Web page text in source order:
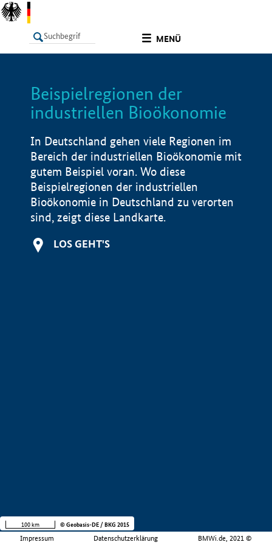
MENÜ
LISTE
Beispielregionen der
industriellen Bioökonomie
In Deutschland gehen viele Regionen im
Bereich der industriellen Bioökonomie mit
gutem Beispiel voran. Wo diese
Beispielregionen der industriellen
Bioökonomie in Deutschland zu verorten
sind, zeigt diese Landkarte.
LOS GEHT'S
Impressum Datenschutzerklärung BMWi.de, 2021 ©
100 km © Geobasis-DE / BKG 2015